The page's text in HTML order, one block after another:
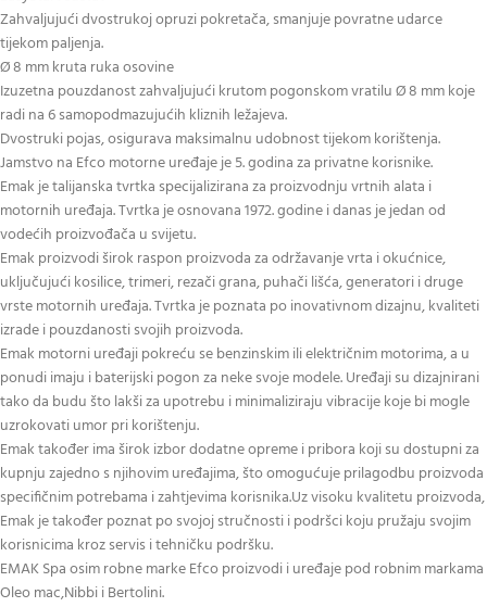
Zahvaljujući dvostrukoj opruzi pokretača, smanjuje povratne udarce
tijekom paljenja.
Ø 8 mm kruta ruka osovine
Izuzetna pouzdanost zahvaljujući krutom pogonskom vratilu Ø 8 mm koje
radi na 6 samopodmazujućih kliznih ležajeva.
Dvostruki pojas, osigurava maksimalnu udobnost tijekom korištenja.
Jamstvo na Efco motorne uređaje je 5. godina za privatne korisnike.
Emak je talijanska tvrtka specijalizirana za proizvodnju vrtnih alata i
motornih uređaja. Tvrtka je osnovana 1972. godine i danas je jedan od
vodećih proizvođača u svijetu.
Emak proizvodi širok raspon proizvoda za održavanje vrta i okućnice,
uključujući kosilice, trimeri, rezači grana, puhači lišća, generatori i druge
vrste motornih uređaja. Tvrtka je poznata po inovativnom dizajnu, kvaliteti
izrade i pouzdanosti svojih proizvoda.
Emak motorni uređaji pokreću se benzinskim ili električnim motorima, a u
ponudi imaju i baterijski pogon za neke svoje modele. Uređaji su dizajnirani
tako da budu što lakši za upotrebu i minimaliziraju vibracije koje bi mogle
uzrokovati umor pri korištenju.
Emak također ima širok izbor dodatne opreme i pribora koji su dostupni za
kupnju zajedno s njihovim uređajima, što omogućuje prilagodbu proizvoda
specifičnim potrebama i zahtjevima korisnika.Uz visoku kvalitetu proizvoda,
Emak je također poznat po svojoj stručnosti i podršci koju pružaju svojim
korisnicima kroz servis i tehničku podršku.
EMAK Spa osim robne marke Efco proizvodi i uređaje pod robnim markama
Oleo mac,Nibbi i Bertolini.